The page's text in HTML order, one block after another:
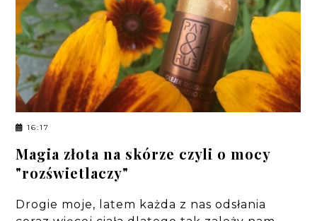
16:17
Magia złota na skórze czyli o mocy
"rozświetlaczy"
Drogie moje, latem każda z nas odsłania